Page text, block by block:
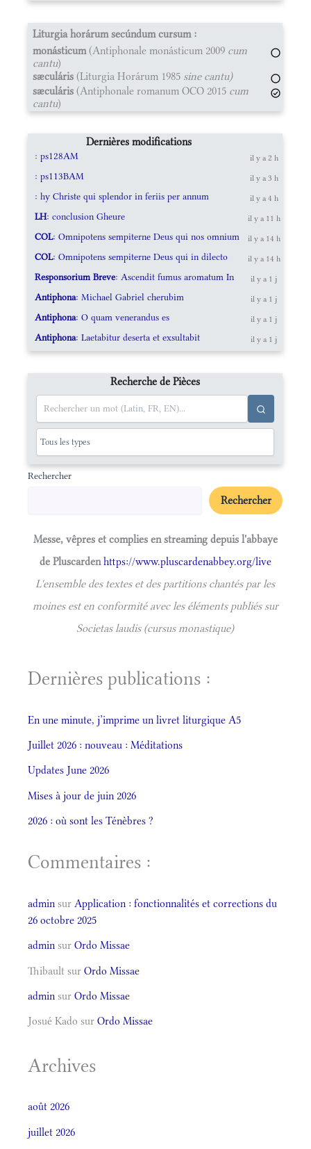
Liturgia horárum secúndum cursum :
monásticum(Antiphonale monásticum 2009 cum
cantu)
sæculáris (Liturgia Horárum 1985 sine cantu)
sæculáris (Antiphonale romanum OCO 2015 cum
cantu)
Dernières modifications
: ps128AM il y a 2 h
: ps113BAM il y a 3 h
: hy Christe qui splendor in feriis per annum il y a 4 h
LH: conclusion Gheure il y a 11 h
COL: Omnipotens sempiterne Deus qui nos omnium il y a 14 h
COL: Omnipotens sempiterne Deus qui in dilecto il y a 14 h
Responsorium Breve: Ascendit fumus aromatum In il y a 1 j
Antiphona: Michael Gabriel cherubim il y a 1 j
Antiphona: O quam venerandus es il y a 1 j
Antiphona: Laetabitur deserta et exsultabit il y a 1 j
Recherche de Pièces
Rechercher
Rechercher
Messe, vêpres et complies en streaming depuis l'abbaye
de Pluscardenhttps://www.pluscardenabbey.org/live
L'ensemble des textes et des partitions chantés par les
moines est en conformité avec les éléments publiés sur
Societas laudis (cursus monastique)
Dernières publications :
En une minute, j’imprime un livret liturgique A5
Juillet 2026 : nouveau : Méditations
Updates June 2026
Mises à jour de juin 2026
2026 : où sont les Ténèbres ?
Commentaires :
admin sur Application : fonctionnalités et corrections du
26 octobre 2025
admin sur Ordo Missae
Thibault sur Ordo Missae
admin sur Ordo Missae
Josué Kado sur Ordo Missae
Archives
août 2026
juillet 2026